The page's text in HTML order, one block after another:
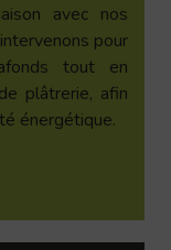
avec nos
pour
tout en
plâtrerie, afin
énergétique.